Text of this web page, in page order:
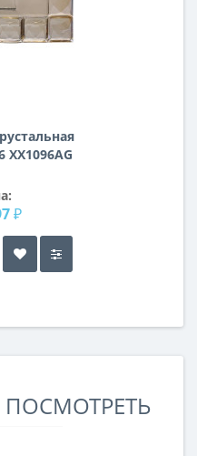
XX1096AG
₽